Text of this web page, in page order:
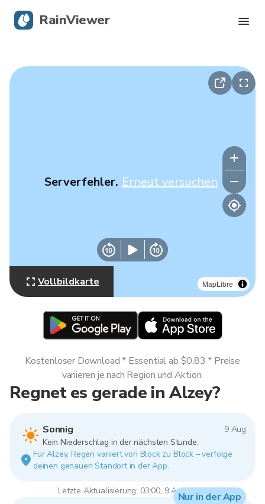
MapLibre
Serverfehler. Erneut versuchen
Vollbildkarte
Regnet es gerade in Alzey?
Sonnig
9 Aug
Kein Niederschlag in der nächsten Stunde.
Für Alzey. Regen variiert von Block zu Block – verfolge
deinen genauen Standort in der App.
Letzte Aktualisierung: 03:00, 9 Aug 2026
Kostenloser Download * Essential ab $0,83 * Preise
variieren je nach Region und Aktion.
Nur in der App
RainViewer